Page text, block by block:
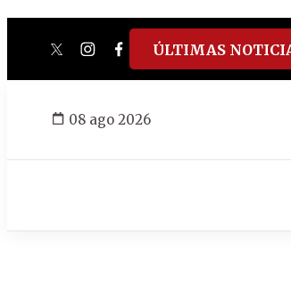
twitterinstagram
facebook
tiktokyoutube
spotify
ÚLTIMAS
08 ago 2026